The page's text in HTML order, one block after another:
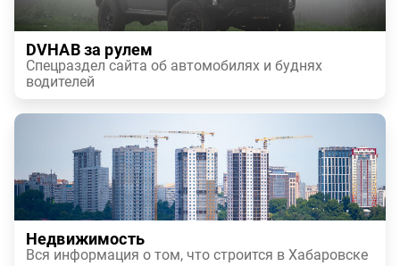
DVHAB за рулем
Спецраздел сайта об автомобилях и буднях
водителей
Недвижимость
Вся информация о том, что строится в Хабаровске